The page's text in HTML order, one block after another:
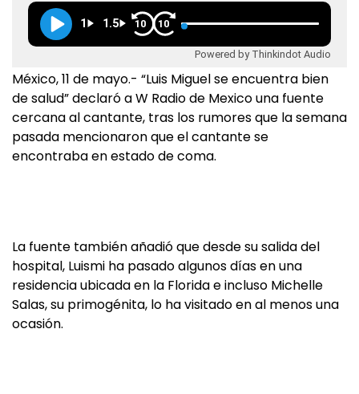
1 1.5 10 10
Powered by Thinkindot Audio
México, 11 de mayo.- “Luis Miguel se encuentra bien
de salud” declaró a W Radio de Mexico una fuente
cercana al cantante, tras los rumores que la semana
pasada mencionaron que el cantante se
encontraba en estado de coma.
La fuente también añadió que desde su salida del
hospital, Luismi ha pasado algunos días en una
residencia ubicada en la Florida e incluso Michelle
Salas, su primogénita, lo ha visitado en al menos una
ocasión.